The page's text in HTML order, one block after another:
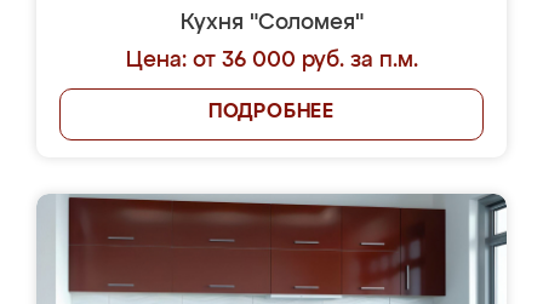
Кухня "Соломея"
Цена: от 36 000 руб. за п.м.
ПОДРОБНЕЕ